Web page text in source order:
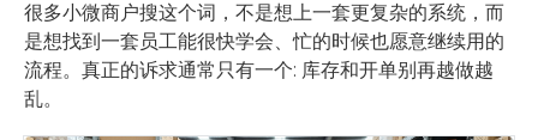
很多小微商户搜这个词，不是想上一套更复杂的系统，而
是想找到一套员工能很快学会、忙的时候也愿意继续用的
流程。真正的诉求通常只有一个: 库存和开单别再越做越
乱。